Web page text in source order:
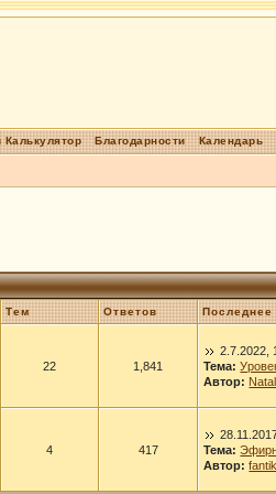
Календарь
Благодарности
Тем Ответов
22 1,841
2.7.2022,
Тема:
Автор:
4 417
Тема:
Автор: fantik